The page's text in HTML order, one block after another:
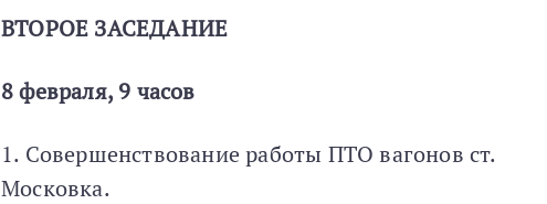
ВТОРОЕ ЗАСЕДАНИЕ
8 февраля, 9 часов
1. Совершенствование работы ПТО вагонов ст.
Московка.